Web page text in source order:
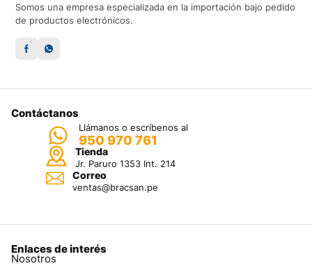
Somos una empresa especializada en la importación bajo pedido
de productos electrónicos.
Contáctanos
Llámanos o escríbenos al
950 970 761
Tienda
Jr. Paruro 1353 Int. 214
Correo
ventas@bracsan.pe
Enlaces de interés
Nosotros